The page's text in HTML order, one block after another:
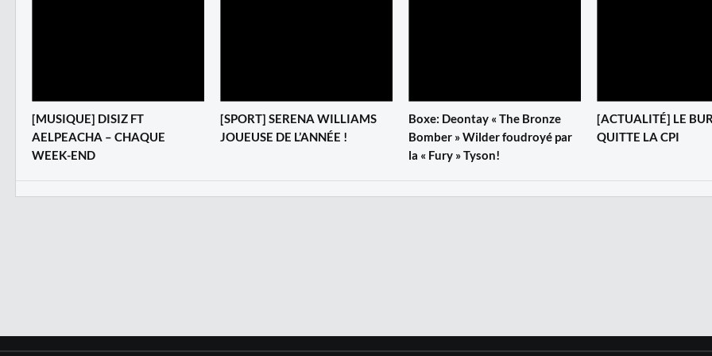
[MUSIQUE] DISIZ FT
AELPEACHA – CHAQUE
WEEK-END
[SPORT] SERENA WILLIAMS
JOUEUSE DE L’ANNÉE !
Boxe: Deontay « The Bronze
Bomber » Wilder foudroyé par
la « Fury » Tyson!
[ACTUALITÉ] LE
QUITTE LA CPI